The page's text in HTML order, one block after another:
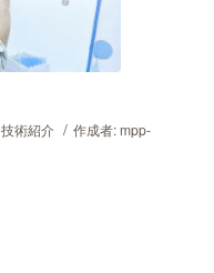
技術紹介 / 作成者:mpp-